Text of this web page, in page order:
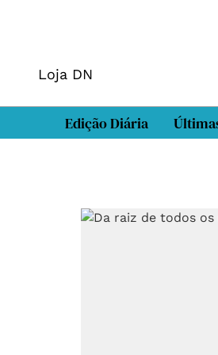
Loja DN
Edição Diária